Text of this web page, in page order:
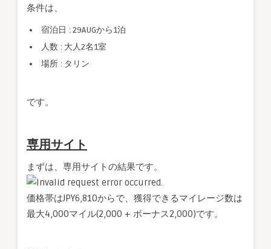
条件は、
宿泊日 : 29AUGから1泊
人数 : 大人2名1室
場所 : タリン
です。
専用サイト
まずは、専用サイトの結果です。
価格帯はJPY6,810からで、獲得できるマイレージ数は
最大4,000マイル(2,000 + ボーナス2,000)です。